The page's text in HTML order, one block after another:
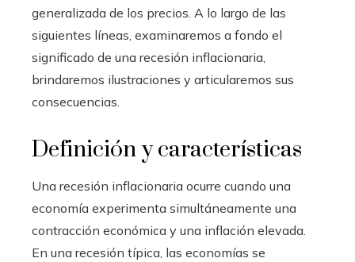
generalizada de los precios. A lo largo de las
siguientes líneas, examinaremos a fondo el
significado de una recesión inflacionaria,
brindaremos ilustraciones y articularemos sus
consecuencias.
Definición y características
Una recesión inflacionaria ocurre cuando una
economía experimenta simultáneamente una
contracción económica y una inflación elevada.
En una recesión típica, las economías se